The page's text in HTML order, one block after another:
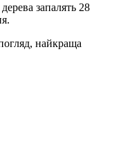
запалять 28
найкраща